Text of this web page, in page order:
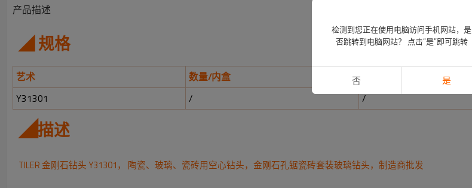
产品描述
◢ 规格
艺术 数量/内盒
Y31301
/ /
◢描述
TILER 金刚石钻头 Y31301， 陶瓷、玻璃、瓷砖用空心钻头，金刚石孔锯瓷砖套装玻璃钻头， 制造商批发
检测到您正在使用电脑访问手机网站，是
否跳转到电脑网站？ 点击“是”即可跳转
否 是